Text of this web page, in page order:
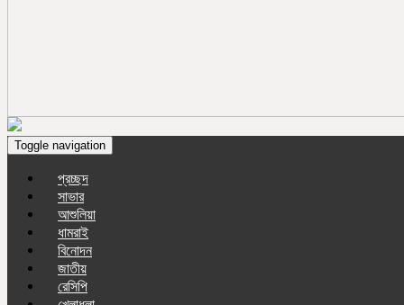
Toggle navigation
প্রচ্ছদ
সাভার
আশুলিয়া
ধামরাই
বিনোদন
জাতীয়
রেসিপি